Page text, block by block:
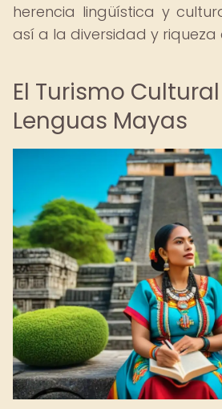
herencia lingüística y
así a la diversidad y riqueza
El Turismo
Lenguas Mayas